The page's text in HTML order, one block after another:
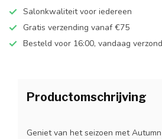
Salonkwaliteit voor iedereen
Gratis verzending vanaf €75
Besteld voor 16:00, vandaag
Productomschrijving
Geniet van het seizoen met